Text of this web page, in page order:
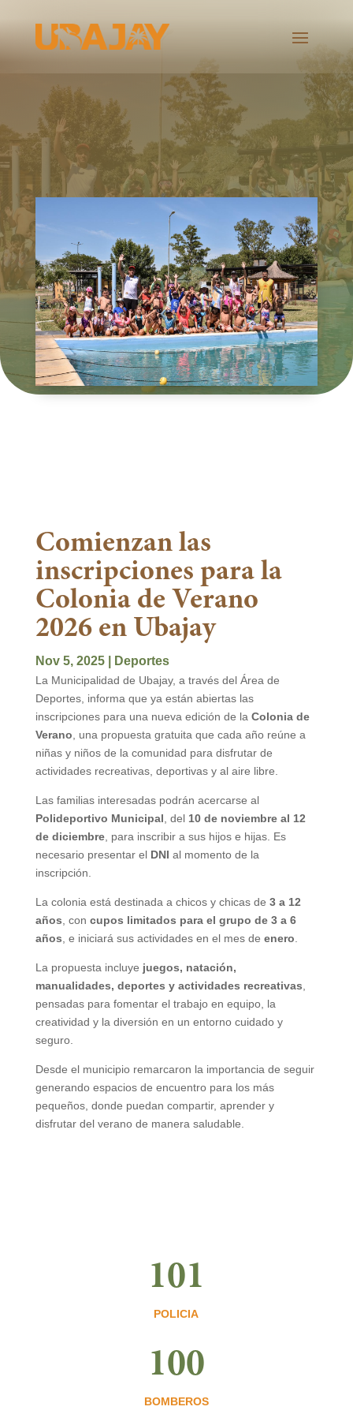
Comienzan las
inscripciones para la
Colonia de Verano
2026 en Ubajay
Nov 5, 2025| Deportes
La Municipalidad de Ubajay, a través del Área de
Deportes, informa que ya están abiertas las
inscripciones para una nueva edición de la Colonia de
Verano , una propuesta gratuita que cada año reúne a
niñas y niños de la comunidad para disfrutar de
actividades recreativas, deportivas y al aire libre.
Las familias interesadas podrán acercarse al
Polideportivo Municipal , del 10 de noviembre al 12
de diciembre, para inscribir a sus hijos e hijas. Es
necesario presentar el DNI al momento de la
inscripción.
La colonia está destinada a chicos y chicas de 3 a 12
años , con cupos limitados para el grupo de 3 a 6
años , e iniciará sus actividades en el mes de enero
La propuesta incluye juegos, natación,
manualidades, deportes y actividades recreativas
pensadas para fomentar el trabajo en equipo, la
creatividad y la diversión en un entorno cuidado y
seguro.
Desde el municipio remarcaron la importancia de seguir
generando espacios de encuentro para los más
pequeños, donde puedan compartir, aprender y
disfrutar del verano de manera saludable.
101
POLICIA
100
BOMBEROS